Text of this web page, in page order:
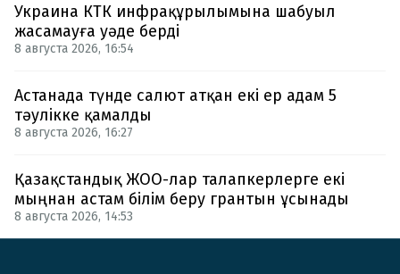
Украина КТК инфрақұрылымына шабуыл
жасамауға уәде берді
8 августа 2026, 16:54
Астанада түнде салют атқан екі ер адам 5
тәулікке қамалды
8 августа 2026, 16:27
Қазақстандық ЖОО-лар талапкерлерге екі
мыңнан астам білім беру грантын ұсынады
8 августа 2026, 14:53